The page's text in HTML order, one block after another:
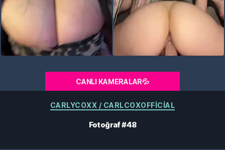
CANLI KAMERALAR💦
Kategoriler
CARLYCOXX / CARLCOXOFFICIAL
Fotoğraf #48